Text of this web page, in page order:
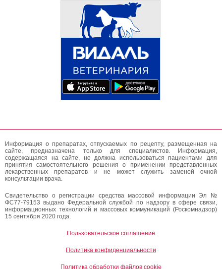
Информация о препаратах, отпускаемых по рецепту, размещенная на
сайте, предназначена только для специалистов. Информация,
содержащаяся на сайте, не должна использоваться пациентами для
принятия самостоятельного решения о применении представленных
лекарственных препаратов и не может служить заменой очной
консультации врача.
Свидетельство о регистрации средства массовой информации Эл №
ФС77-79153 выдано Федеральной службой по надзору в сфере связи,
информационных технологий и массовых коммуникаций (Роскомнадзор)
15 сентября 2020 года.
Пользовательское соглашение
Политика конфиденциальности
Политика обработки файлов cookie